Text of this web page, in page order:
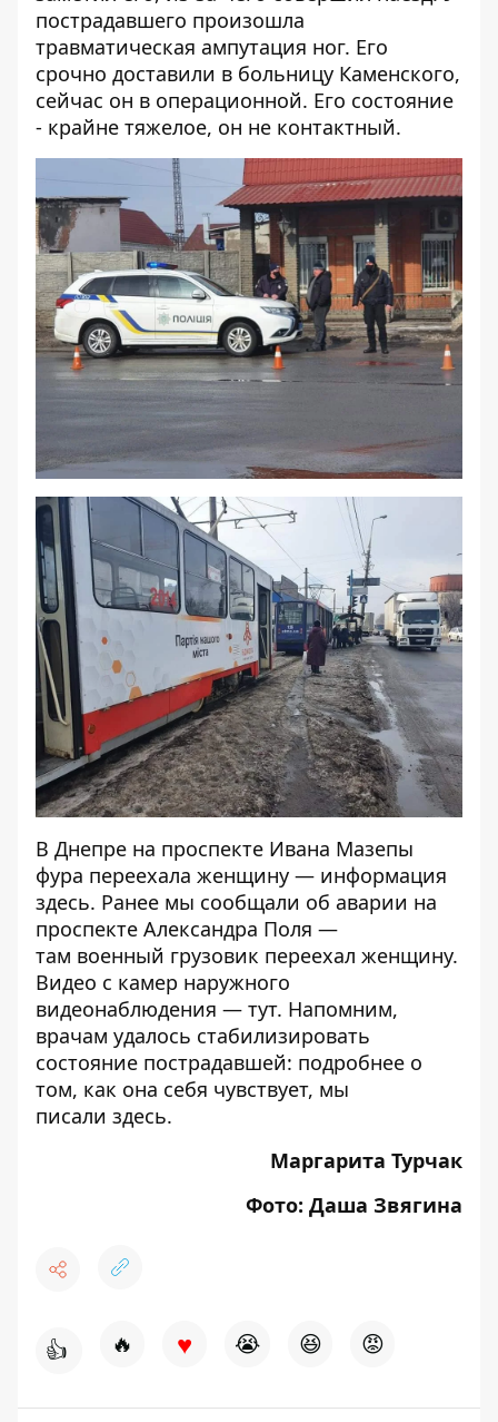
пострадавшего произошла
травматическая ампутация ног. Его
срочно доставили в больницу Каменского,
сейчас он в операционной. Его состояние
- крайне тяжелое, он не контактный.
В Днепре на проспекте Ивана Мазепы
фура переехала женщину — информация
здесь. Ранее мы сообщали об аварии на
проспекте Александра Поля —
там военный грузовик переехал женщину.
Видео с камер наружного
видеонаблюдения — тут. Напомним,
врачам удалось стабилизировать
состояние пострадавшей: подробнее о
том, как она себя чувствует, мы
писали здесь.
Маргарита Турчак
Фото: Даша Звягина
👍 🔥 ♥ 😭 😆 😡